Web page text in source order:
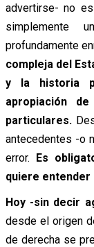
advertirse- no
simplemente
profundamente
compleja del
y la historia
apropiación
particulares.
antecedentes -o
error. Es
quiere entender
Hoy -sin decir
desde el origen
de derecha se